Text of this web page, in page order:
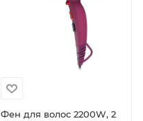
Фен для волос 2200W, 2